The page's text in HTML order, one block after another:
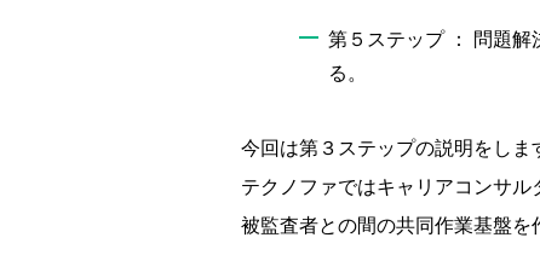
第５ステップ ： 問題
る。
今回は第３ステップの説明をしま
テクノファではキャリアコンサ
被監査者との間の共同作業基盤